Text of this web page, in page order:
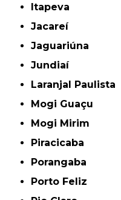
Itapeva
Jacareí
Jaguariúna
Jundiaí
Laranjal Paulista
Mogi Guaçu
Mogi Mirim
Piracicaba
Porangaba
Porto Feliz